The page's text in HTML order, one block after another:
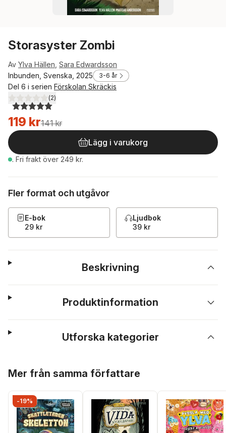
Storasyster Zombi
Av Ylva Hällen Sara Edwardsson
Inbunden, Svenska, 2025
3-6 år
Del 6 i serien Förskolan Skräckis
5,0utav 5 stjärnor. Totalt antal röster:
(2)
119 kr141 kr
Lägg i varukorg
. Fri frakt över 249 kr.
Fler format och utgåvor
E-bok
29 kr
Ljudbok
39 kr
Beskrivning
Produktinformation
Utforska kategorier
Mer från samma författare
-19%